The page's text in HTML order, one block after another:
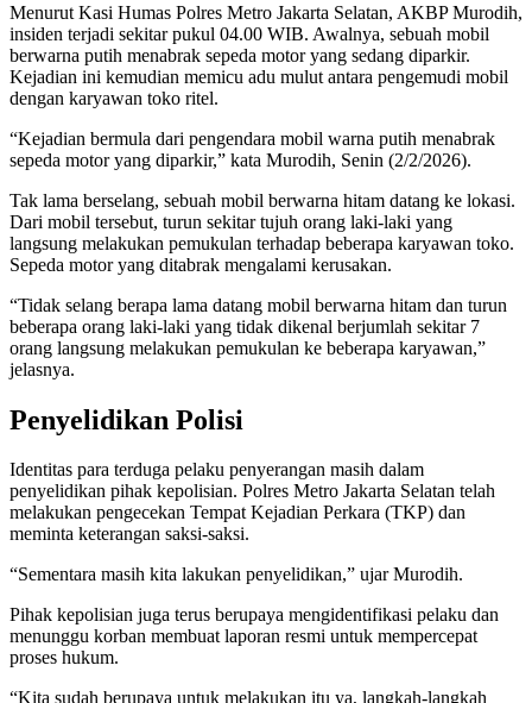
Menurut Kasi Humas Polres Metro Jakarta Selatan, AKBP Murodih,
insiden terjadi sekitar pukul 04.00 WIB. Awalnya, sebuah mobil
berwarna putih menabrak sepeda motor yang sedang diparkir.
Kejadian ini kemudian memicu adu mulut antara pengemudi mobil
dengan karyawan toko ritel.
“Kejadian bermula dari pengendara mobil warna putih menabrak
sepeda motor yang diparkir,” kata Murodih, Senin (2/2/2026).
Tak lama berselang, sebuah mobil berwarna hitam datang ke lokasi.
Dari mobil tersebut, turun sekitar tujuh orang laki-laki yang
langsung melakukan pemukulan terhadap beberapa karyawan toko.
Sepeda motor yang ditabrak mengalami kerusakan.
“Tidak selang berapa lama datang mobil berwarna hitam dan turun
beberapa orang laki-laki yang tidak dikenal berjumlah sekitar 7
orang langsung melakukan pemukulan ke beberapa karyawan,”
jelasnya.
Penyelidikan Polisi
Identitas para terduga pelaku penyerangan masih dalam
penyelidikan pihak kepolisian. Polres Metro Jakarta Selatan telah
melakukan pengecekan Tempat Kejadian Perkara (TKP) dan
meminta keterangan saksi-saksi.
“Sementara masih kita lakukan penyelidikan,” ujar Murodih.
Pihak kepolisian juga terus berupaya mengidentifikasi pelaku dan
menunggu korban membuat laporan resmi untuk mempercepat
proses hukum.
“Kita sudah berupaya untuk melakukan itu ya, langkah-langkah